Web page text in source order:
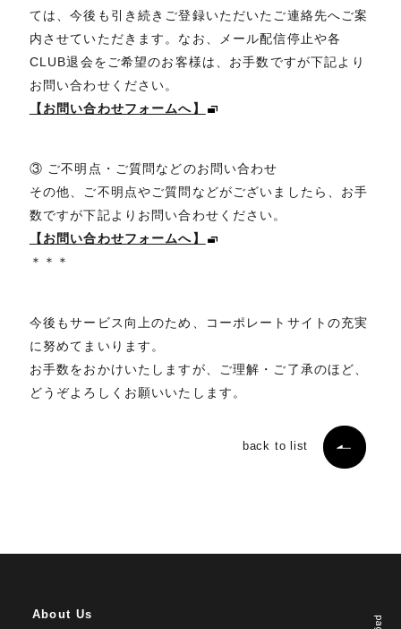
ては、今後も引き続きご登録いただいたご連絡先へご案
内させていただきます。なお、メール配信停止や各
CLUB退会をご希望のお客様は、お手数ですが下記より
お問い合わせください。
【お問い合わせフォームへ】
③ ご不明点・ご質問などのお問い合わせ
その他、ご不明点やご質問などがございましたら、お手
数ですが下記よりお問い合わせください。
【お問い合わせフォームへ】
＊＊＊
今後もサービス向上のため、コーポレートサイトの充実
に努めてまいります。
お手数をおかけいたしますが、ご理解・ご了承のほど、
どうぞよろしくお願いいたします。
back to list
About Us